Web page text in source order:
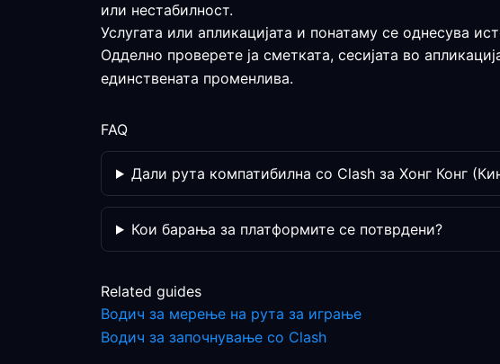
или нестабилност.
Услугата или апликацијата и понатаму се однесува
Одделно проверете ја сметката, сесијата во
единствената променлива.
FAQ
Дали рута компатибилна со Clash за Хонг Конг
Кои барања за платформите се потврдени?
Related guides
Водич за мерење на рута за играње
Водич за започнување со Clash